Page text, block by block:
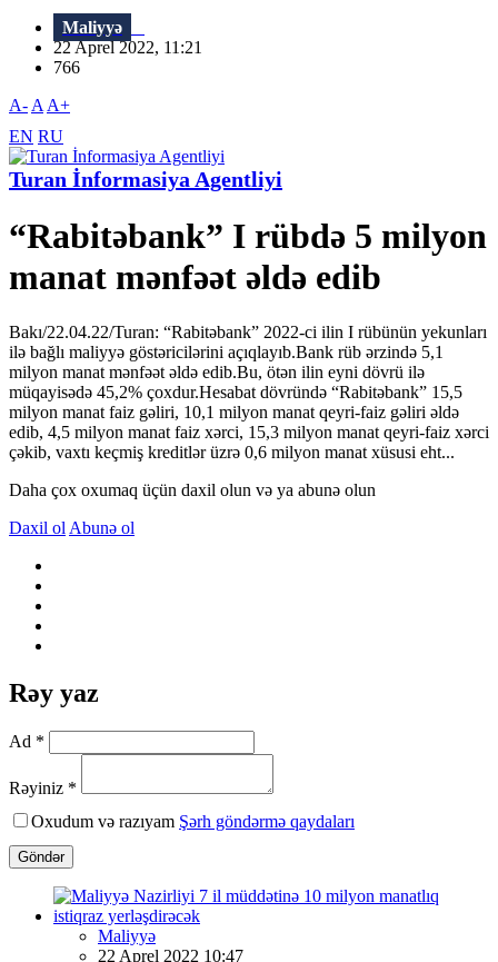
Maliyyə
22 Aprel 2022, 11:21
766
A- A A+
EN RU
Turan İnformasiya Agentliyi
“Rabitəbank” I rübdə 5 milyon
manat mənfəət əldə edib
Bakı/22.04.22/Turan: “Rabitəbank” 2022-ci ilin I rübünün yekunları
ilə bağlı maliyyə göstəricilərini açıqlayıb.Bank rüb ərzində 5,1
milyon manat mənfəət əldə edib.Bu, ötən ilin eyni dövrü ilə
müqayisədə 45,2% çoxdur.Hesabat dövründə “Rabitəbank” 15,5
milyon manat faiz gəliri, 10,1 milyon manat qeyri-faiz gəliri əldə
edib, 4,5 milyon manat faiz xərci, 15,3 milyon manat qeyri-faiz xərci
çəkib, vaxtı keçmiş kreditlər üzrə 0,6 milyon manat xüsusi eht...
Daha çox oxumaq üçün daxil olun və ya abunə olun
Daxil ol Abunə ol
Rəy yaz
Ad *
Rəyiniz *
Oxudum və razıyam Şərh göndərmə qaydaları
Göndər
Maliyyə
22 Aprel 2022 10:47